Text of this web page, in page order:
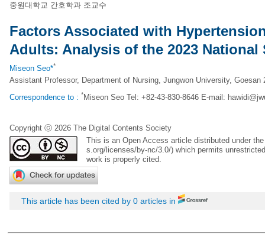
중원대학교 간호학과 조교수
Factors Associated with
Adults: Analysis of the 2023 National
Miseon Seo**
Assistant Professor, Department of Nursing, Jungwon University, Goesan
Correspondence to : *Miseon Seo Tel: +82-43-830-8646 E-mail:
Copyright ⓒ 2026 The Digital Contents Society
This is an Open Access article distributed under
s.org/licenses/by-nc/3.0/) which permits
work is properly cited.
This article has been cited by 0 articles in